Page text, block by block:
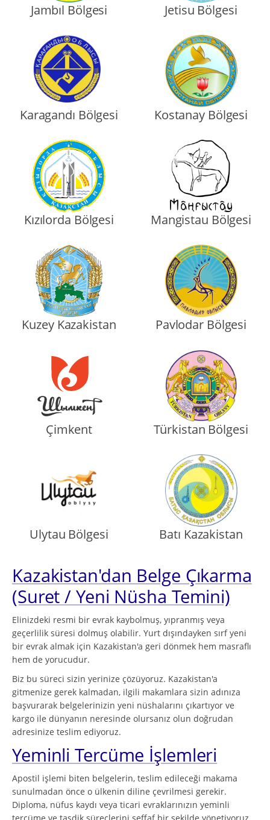
Jambıl Bölgesi Jetisu Bölgesi
Karagandı Bölgesi Kostanay Bölgesi
Kızılorda Bölgesi Mangistau Bölgesi
Kuzey Kazakistan Pavlodar Bölgesi
Çimkent Türkistan Bölgesi
Ulytau Bölgesi Batı Kazakistan
Kazakistan'dan Belge Çıkarma
(Suret / Yeni Nüsha Temini)
Elinizdeki resmi bir evrak kaybolmuş, yıpranmış veya
geçerlilik süresi dolmuş olabilir. Yurt dışındayken sırf yeni
bir evrak almak için Kazakistan'a geri dönmek hem masraflı
hem de yorucudur.
Biz bu süreci sizin yerinize çözüyoruz. Kazakistan'a
gitmenize gerek kalmadan, ilgili makamlara sizin adınıza
başvurarak belgelerinizin yeni nüshalarını çıkartıyor ve
kargo ile dünyanın neresinde olursanız olun doğrudan
adresinize teslim ediyoruz.
Yeminli Tercüme İşlemleri
Apostil işlemi biten belgelerin, teslim edileceği makama
sunulmadan önce o ülkenin diline çevrilmesi gerekir.
Diploma, nüfus kaydı veya ticari evraklarınızın yeminli